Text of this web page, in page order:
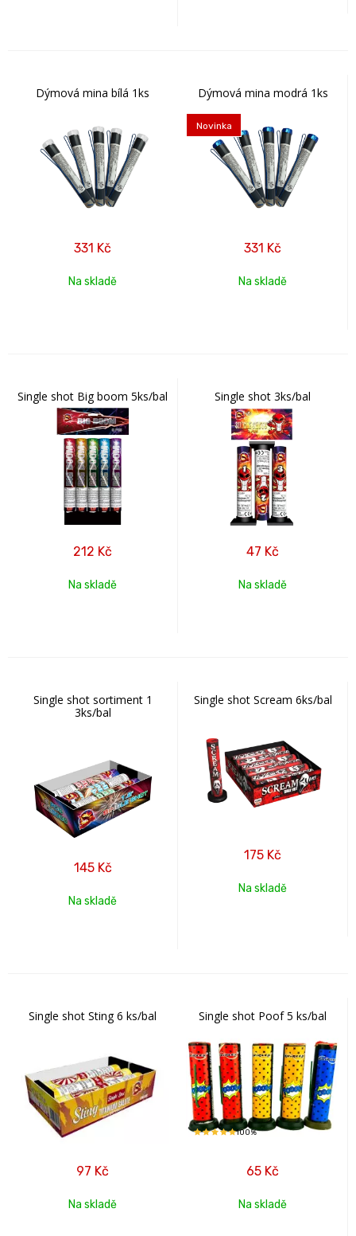
Dýmová mina bílá 1ks
331 Kč
Na skladě
Dýmová mina modrá 1ks
Novinka
331 Kč
Na skladě
Single shot Big boom 5ks/bal
212 Kč
Na skladě
Single shot 3ks/bal
47 Kč
Na skladě
Single shot sortiment 1
3ks/bal
145 Kč
Na skladě
Single shot Scream 6ks/bal
175 Kč
Na skladě
Single shot Sting 6 ks/bal
97 Kč
Na skladě
Single shot Poof 5 ks/bal
100%
65 Kč
Na skladě